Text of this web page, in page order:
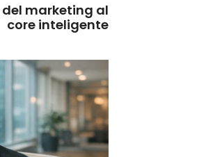
marketing al
core inteligente